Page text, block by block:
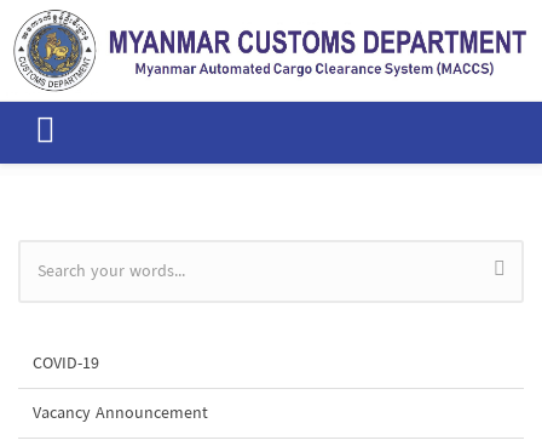
Skip to main content
Search form
COVID-19
Vacancy Announcement